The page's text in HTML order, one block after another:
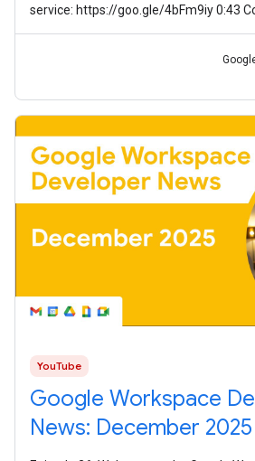
service: https://goo.gle/4bFm9iy 0:43
YouTube
Google Workspace
News: December